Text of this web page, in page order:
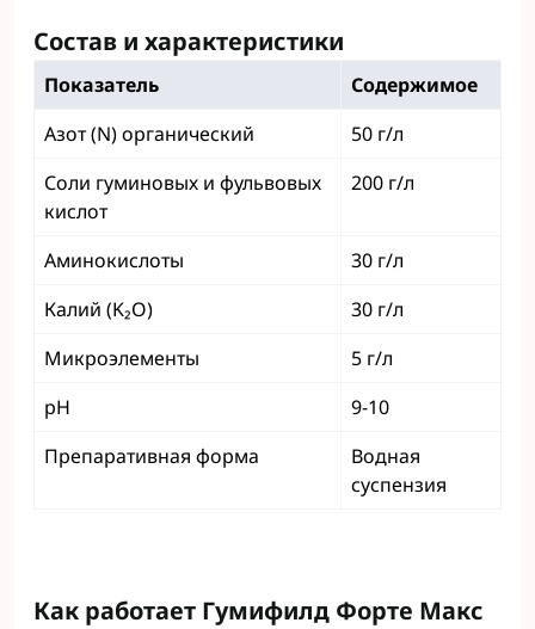
Состав и характеристики
Показатель
Содержимое
Азот (N) органический
50 г/л
Соли гуминовых и фульвовых
кислот
200 г/л
Аминокислоты
30 г/л
Калий (K₂O)
30 г/л
Микроэлементы
5 г/л
pH
9-10
Препаративная форма
Водная
суспензия
Как работает Гумифилд Форте Макс